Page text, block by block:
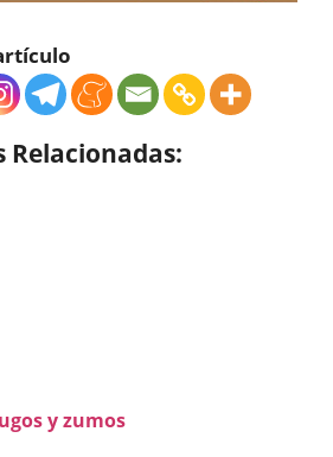
Relacionadas:
y zumos